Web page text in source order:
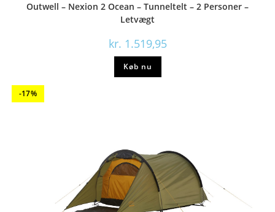
Outwell – Nexion 2 Ocean – Tunneltelt – 2 Personer –
Letvægt
kr. 1.519,95
Køb nu
-17%